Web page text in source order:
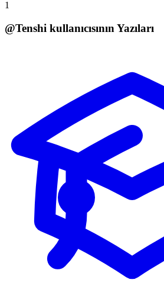
1
@Tenshi kullanıcısının Yazıları